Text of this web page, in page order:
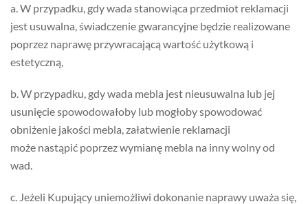
a. W przypadku, gdy wada stanowiąca przedmiot reklamacji
jest usuwalna, świadczenie gwarancyjne będzie realizowane
poprzez naprawę przywracającą wartość użytkową i
estetyczną,
b. W przypadku, gdy wada mebla jest nieusuwalna lub jej
usunięcie spowodowałoby lub mogłoby spowodować
obniżenie jakości mebla, załatwienie reklamacji
może nastąpić poprzez wymianę mebla na inny wolny od
wad.
c. Jeżeli Kupujący uniemożliwi dokonanie naprawy uważa się,